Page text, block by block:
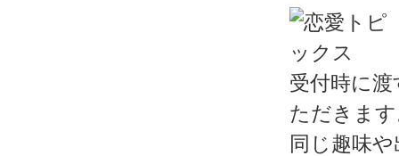
受付時に
ただきま
同じ趣味